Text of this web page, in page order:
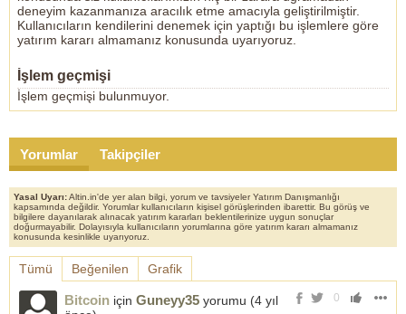
deneyim kazanmanıza aracılık etme amacıyla geliştirilmiştir.
Kullanıcıların kendilerini denemek için yaptığı bu işlemlere göre
yatırım kararı almamanız konusunda uyarıyoruz.
İşlem geçmişi
İşlem geçmişi bulunmuyor.
Yorumlar Takipçiler
Yasal Uyarı:Altin.in'de yer alan bilgi, yorum ve tavsiyeler Yatırım Danışmanlığı
kapsamında değildir. Yorumlar kullanıcıların kişisel görüşlerinden ibarettir. Bu görüş ve
bilgilere dayanılarak alınacak yatırım kararları beklentilerinize uygun sonuçlar
doğurmayabilir. Dolayısıyla kullanıcıların yorumlarına göre yatırım kararı almamanız
konusunda kesinlikle uyarıyoruz.
Tümü Beğenilen Grafik
0
Bitcoin için Guneyy35 yorumu (4 yıl